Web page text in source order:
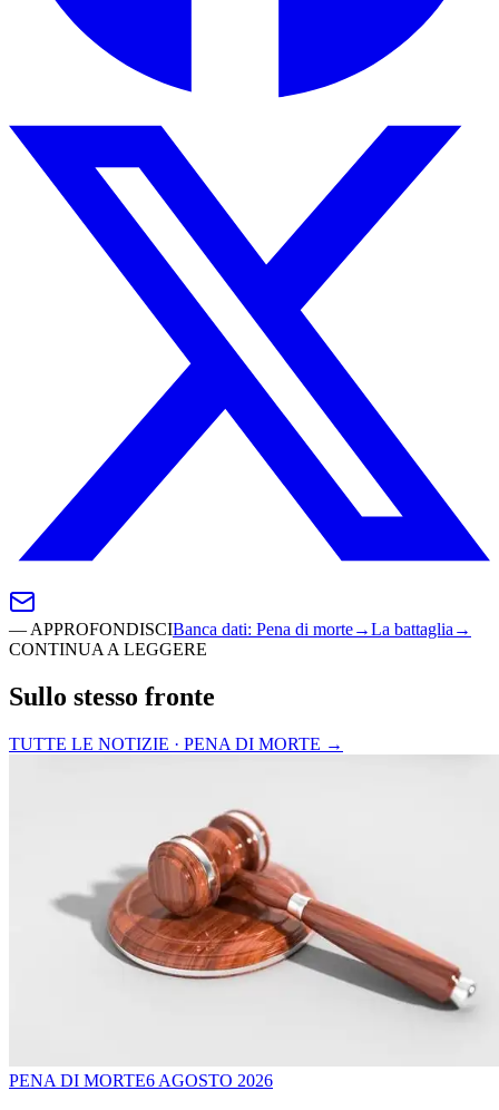
— APPROFONDISCIBanca dati: Pena di morte→La battaglia →
CONTINUA A LEGGERE
Sullo stesso fronte
TUTTE LE NOTIZIE · PENA DI MORTE →
PENA DI MORTE6 AGOSTO 2026